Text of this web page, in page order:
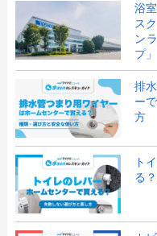
浴
ス
ン
プ」
排
ー
方
ト
る